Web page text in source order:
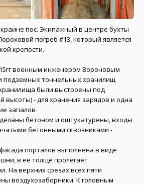
пос. Экипажный в центре бухты
погреб #13, который является
крепости.
военным инженером Вороновым
подземных тоннельных хранилищ
были выстроены под
высоты) - для хранения зарядов и одна
запалов
бетоном и оштукатурены, входы
бетонными сквозниками -
порталов выполнена в виде
в её толще пролегает
На верхних срезах всех пяти
воздухозаборники. К головным